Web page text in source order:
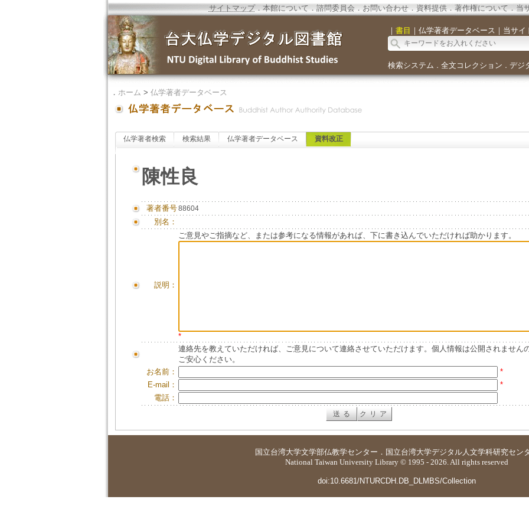
サイトマップ．本館について．諮問委員会． お問い合わせ． 資料提供．著作権について．当
｜ 書目 ｜ 仏学著者データベース ｜ 当サイ
検索システム ． 全文コレクション ． デジ
． ホーム > 仏学著者データベース
仏学著者検索 検索結果 仏学著者データベース 資料改正
陳性良
著者番号88604
別名：
説明：
ご意見やご指摘など、または参考になる情報があれば、下に書き込んでいただければ助かります。
*
連絡先を教えていただければ、ご意見について連絡させていただけます。個人情報は公開されません
ご安心ください。
お名前：
*
E-mail：
*
電話：
国立台湾大学文学部仏教学センター ． 国立台湾大学デジタル人文学科研究セン
National Taiwan University Library © 1995 - 2026. All rights reserved
doi:10.6681/NTURCDH.DB_DLMBS/Collection